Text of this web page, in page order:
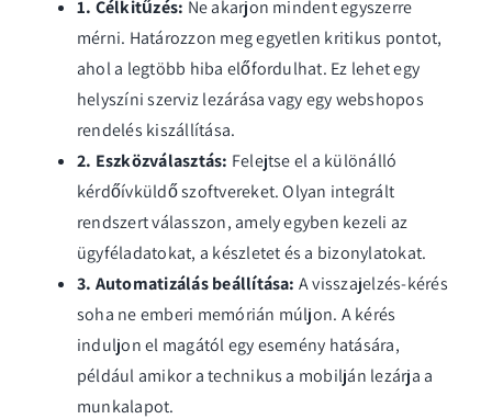
1. Célkitűzés: Ne akarjon mindent egyszerre
mérni. Határozzon meg egyetlen kritikus pontot,
ahol a legtöbb hiba előfordulhat. Ez lehet egy
helyszíni szerviz lezárása vagy egy webshopos
rendelés kiszállítása.
2. Eszközválasztás: Felejtse el a különálló
kérdőívküldő szoftvereket. Olyan integrált
rendszert válasszon, amely egyben kezeli az
ügyféladatokat, a készletet és a bizonylatokat.
3. Automatizálás beállítása: A visszajelzés-kérés
soha ne emberi memórián múljon. A kérés
induljon el magától egy esemény hatására,
például amikor a technikus a mobilján lezárja a
munkalapot.